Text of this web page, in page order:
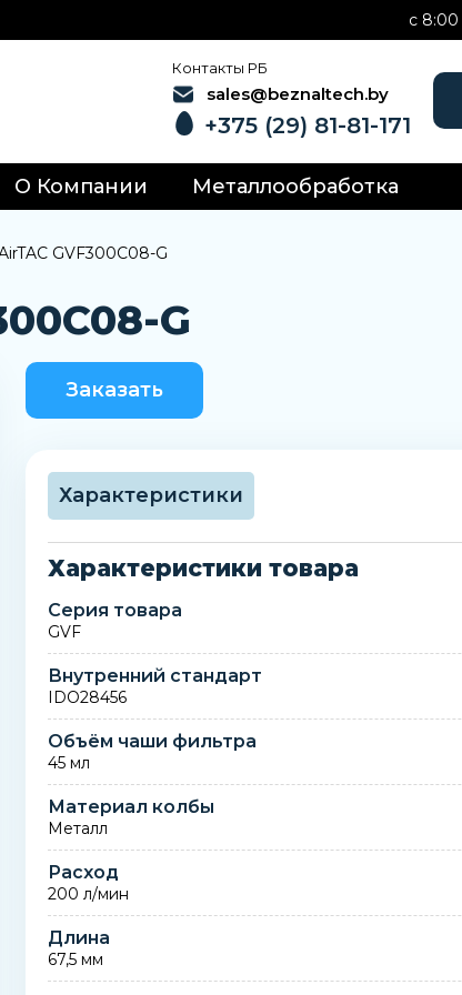
c 8:00
Контакты РБ
sales@beznaltech.by
+375 (29) 81-81-171
О Компании Металлообработка
GVF300C08-G
G
Заказать
Характеристики
Характеристики товара
Серия товара
GVF
Внутренний стандарт
IDO28456
Объём чаши фильтра
45 мл
Материал колбы
Металл
Расход
200 л/мин
Длина
67,5 мм